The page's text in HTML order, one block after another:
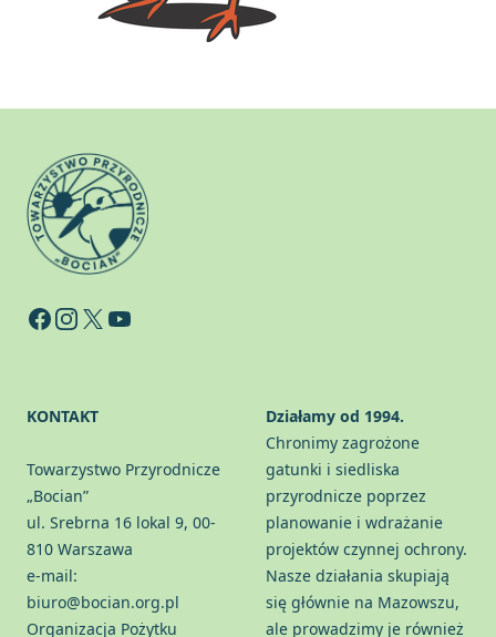
Facebook
Instagram
X YouTube
KONTAKT
Towarzystwo Przyrodnicze
„Bocian”
ul. Srebrna 16 lokal 9, 00-
810 Warszawa
e-mail:
biuro@bocian.org.pl
Organizacja Pożytku
Działamy od 1994.
Chronimy zagrożone
gatunki i siedliska
przyrodnicze poprzez
planowanie i wdrażanie
projektów czynnej ochrony.
Nasze działania skupiają
się głównie na Mazowszu,
ale prowadzimy je również